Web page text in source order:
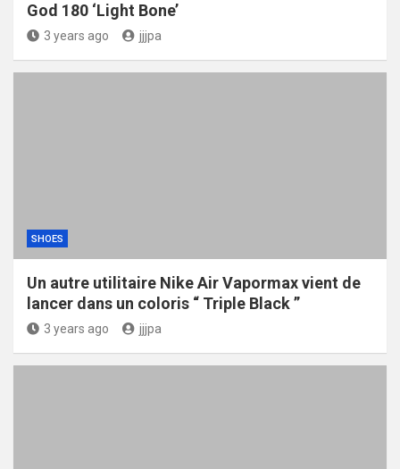
God 180 ‘Light Bone’
3 years ago jjjpa
SHOES
Un autre utilitaire Nike Air Vapormax vient de
lancer dans un coloris “ Triple Black ”
3 years ago jjjpa